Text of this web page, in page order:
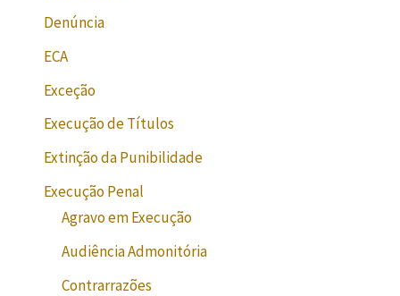
Denúncia
ECA
Exceção
Execução de Títulos
Extinção da Punibilidade
Execução Penal
Agravo em Execução
Audiência Admonitória
Contrarrazões